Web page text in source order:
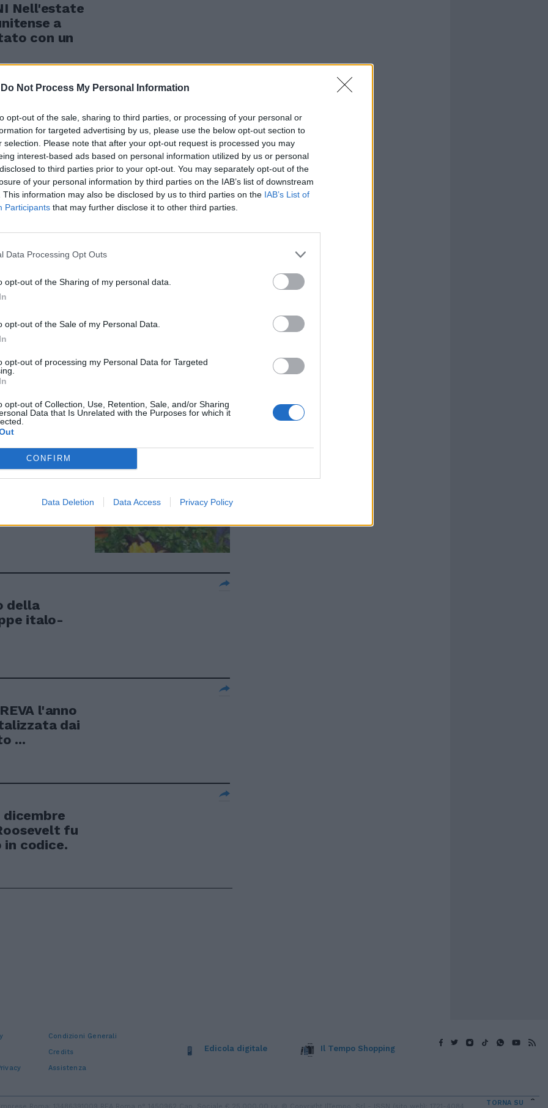
Do Not Process My Personal Information
opt-out of the sale, sharing to third parties, or processing of your personal or
for targeted advertising by us, please use the below opt-out section to
selection. Please note that after your opt-out request is processed you may
interest-based ads based on personal information utilized by us or personal
to third parties prior to your opt-out. You may separately opt-out of the
of your personal information by third parties on the IAB’s list of downstream
This information may also be disclosed by us to third parties on the IAB’s List of
Participants that may further disclose it to other third parties.
Data Processing Opt Outs
opt-out of the Sharing of my personal data.
opt-out of the Sale of my Personal Data.
opt-out of processing my Personal Data for Targeted
opt-out of Collection, Use, Retention, Sale, and/or Sharing
Data that Is Unrelated with the Purposes for which it
CONFIRM
Data Deletion Data Access Privacy Policy
Nell'estate
a
con un
Elizabeth
cinema il
anni, nel
e i tre»
(1949)
del
fermato
e
del
della
italo-
l'anno
dai
...
dicembre
fu
in codice.
Condizioni Generali
Credits
Assistenza
Edicola digitale Il Tempo Shopping
TORNA SU